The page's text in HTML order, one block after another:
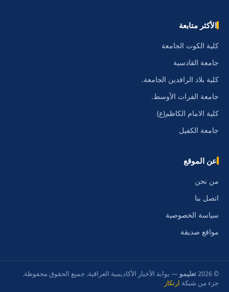
الأكثر متابعة
كلية الكوت الجامعة
جامعة القادسية
كلية بلاد الرافدين الجامعة.
جامعة الفرات الأوسط.
كلية الامام الكاظم(ع)
جامعة الكفيل
عن الموقع
من نحن
اتصل بنا
سياسة الخصوصية
مواقع صديقة
© 2026 تعليمو — بوابة الأخبار الأكاديمية العراقية. جميع الحقوق محفوظة.
جزء من شبكة ارتكاز